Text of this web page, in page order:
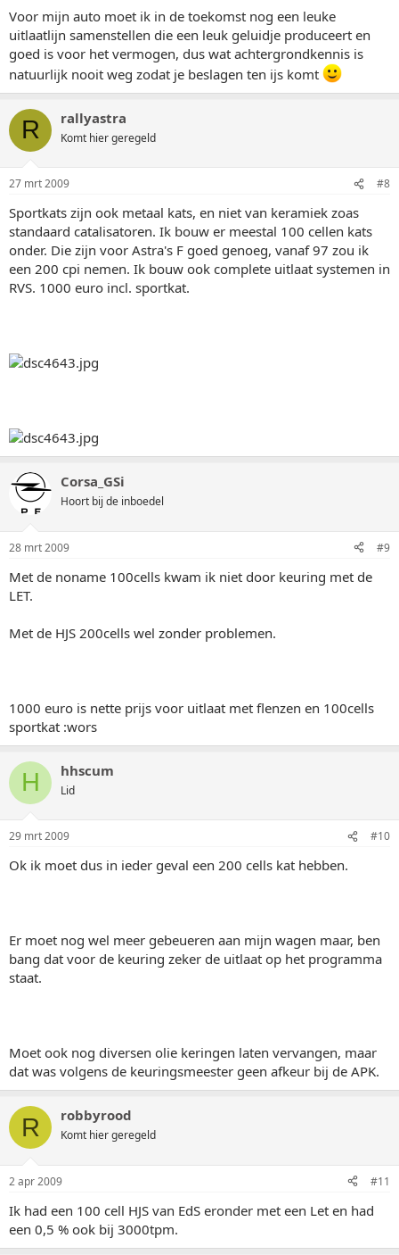
Voor mijn auto moet ik in de toekomst nog een leuke
uitlaatlijn samenstellen die een leuk geluidje produceert en
goed is voor het vermogen, dus wat achtergrondkennis is
natuurlijk nooit weg zodat je beslagen ten ijs komt
R rallyastra
Komt hier geregeld
27 mrt 2009 #8
Sportkats zijn ook metaal kats, en niet van keramiek zoas
standaard catalisatoren. Ik bouw er meestal 100 cellen kats
onder. Die zijn voor Astra's F goed genoeg, vanaf 97 zou ik
een 200 cpi nemen. Ik bouw ook complete uitlaat systemen in
RVS. 1000 euro incl. sportkat.
Corsa_GSi
Hoort bij de inboedel
28 mrt 2009 #9
Met de noname 100cells kwam ik niet door keuring met de
LET.
Met de HJS 200cells wel zonder problemen.
1000 euro is nette prijs voor uitlaat met flenzen en 100cells
sportkat :wors
H hhscum
Lid
29 mrt 2009 #10
Ok ik moet dus in ieder geval een 200 cells kat hebben.
Er moet nog wel meer gebeueren aan mijn wagen maar, ben
bang dat voor de keuring zeker de uitlaat op het programma
staat.
Moet ook nog diversen olie keringen laten vervangen, maar
dat was volgens de keuringsmeester geen afkeur bij de APK.
R robbyrood
Komt hier geregeld
2 apr 2009 #11
Ik had een 100 cell HJS van EdS eronder met een Let en had
een 0,5 % ook bij 3000tpm.